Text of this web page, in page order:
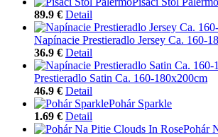
89.9 € Detail
Napínacie Prestieradlo Jersey Ca. 160-
36.9 € Detail
Prestieradlo Satin Ca. 160-180x200cm
46.9 € Detail
Pohár Sparkle
1.69 € Detail
Pohár